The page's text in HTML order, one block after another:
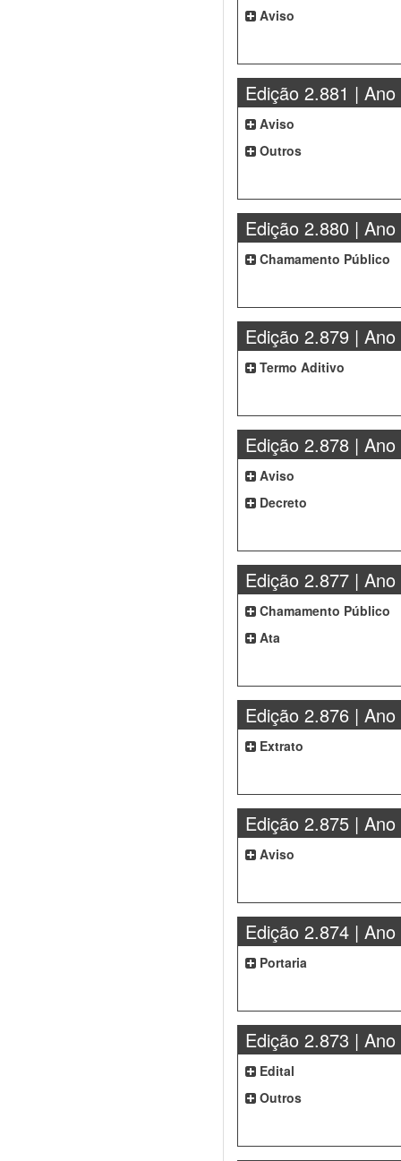
Aviso
Edição 2.881 | Ano
Aviso
Outros
Edição 2.880 | Ano
Chamamento Público
Edição 2.879 | Ano
Termo Aditivo
Edição 2.878 | Ano
Aviso
Decreto
Edição 2.877 | Ano
Chamamento Público
Ata
Edição 2.876 | Ano
Extrato
Edição 2.875 | Ano
Aviso
Edição 2.874 | Ano
Portaria
Edição 2.873 | Ano
Edital
Outros